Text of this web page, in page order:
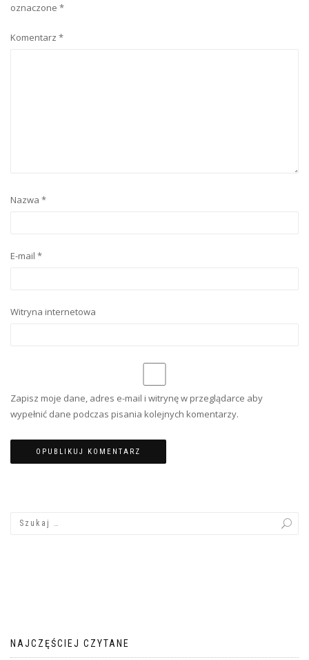
oznaczone *
Komentarz *
Nazwa *
E-mail *
Witryna internetowa
Zapisz moje dane, adres e-mail i witrynę w przeglądarce aby
wypełnić dane podczas pisania kolejnych komentarzy.
NAJCZĘŚCIEJ CZYTANE